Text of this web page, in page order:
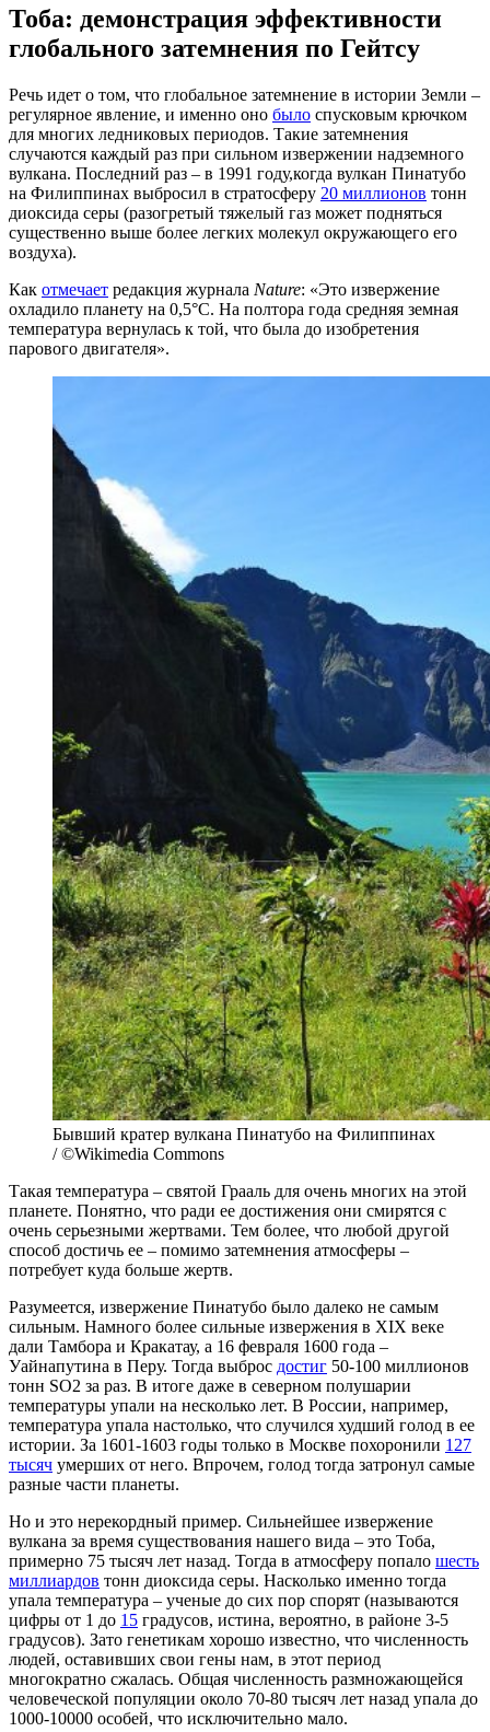
Тоба: демонстрация эффективности
глобального затемнения по Гейтсу
Речь идет о том, что глобальное затемнение в истории Земли –
регулярное явление, и именно оно было спусковым крючком
для многих ледниковых периодов. Такие затемнения
случаются каждый раз при сильном извержении надземного
вулкана. Последний раз – в 1991 году,когда вулкан Пинатубо
на Филиппинах выбросил в стратосферу 20 миллионов тонн
диоксида серы (разогретый тяжелый газ может подняться
существенно выше более легких молекул окружающего его
воздуха).
Как отмечает редакция журнала Nature: «Это извержение
охладило планету на 0,5°C. На полтора года средняя земная
температура вернулась к той, что была до изобретения
парового двигателя».
Бывший кратер вулкана Пинатубо на Филиппинах
/ ©Wikimedia Commons
Такая температура – святой Грааль для очень многих на этой
планете. Понятно, что ради ее достижения они смирятся с
очень серьезными жертвами. Тем более, что любой другой
способ достичь ее – помимо затемнения атмосферы –
потребует куда больше жертв.
Разумеется, извержение Пинатубо было далеко не самым
сильным. Намного более сильные извержения в XIX веке
дали Тамбора и Кракатау, а 16 февраля 1600 года –
Уайнапутина в Перу. Тогда выброс достиг 50-100 миллионов
тонн SO2 за раз. В итоге даже в северном полушарии
температуры упали на несколько лет. В России, например,
температура упала настолько, что случился худший голод в ее
истории. За 1601-1603 годы только в Москве похоронили 127
тысяч умерших от него. Впрочем, голод тогда затронул самые
разные части планеты.
Но и это нерекордный пример. Сильнейшее извержение
вулкана за время существования нашего вида – это Тоба,
примерно 75 тысяч лет назад. Тогда в атмосферу попало шесть
миллиардов тонн диоксида серы. Насколько именно тогда
упала температура – ученые до сих пор спорят (называются
цифры от 1 до 15 градусов, истина, вероятно, в районе 3-5
градусов). Зато генетикам хорошо известно, что численность
людей, оставивших свои гены нам, в этот период
многократно сжалась. Общая численность размножающейся
человеческой популяции около 70-80 тысяч лет назад упала до
1000-10000 особей, что исключительно мало.